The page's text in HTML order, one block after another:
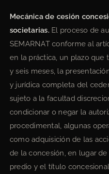
Mecánica de cesión
societarias.El proceso de
SEMARNAT conforme al
en la práctica, un plazo que
y seis meses, la
y jurídica completa del
sujeto a la facultad
condicionar o negar la
procedimental, algunas
como adquisición de las
de la concesión, en lugar
predio y el título